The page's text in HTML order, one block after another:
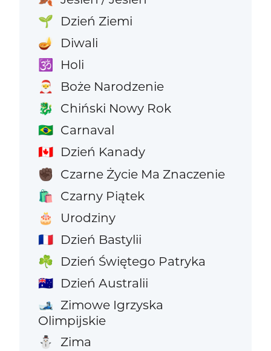
🌱 Dzień Ziemi
🪔 Diwali
🕉️ Holi
🎅 Boże Narodzenie
🐉 Chiński Nowy Rok
🇧🇷 Carnaval
🇨🇦 Dzień Kanady
✊🏿 Czarne Życie Ma Znaczenie
🛍️ Czarny Piątek
🎂 Urodziny
🇫🇷 Dzień Bastylii
☘️ Dzień Świętego Patryka
🇦🇺 Dzień Australii
🎿 Zimowe Igrzyska
Olimpijskie
⛄ Zima